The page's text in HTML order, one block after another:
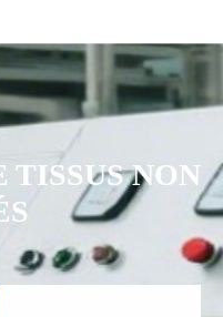
TISSUS NON